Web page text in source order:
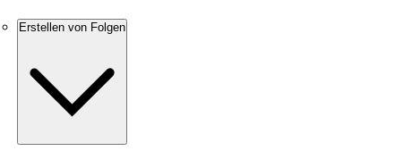
Erstellen von Folgen